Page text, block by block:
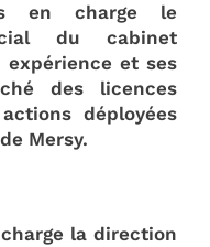
en charge le
du cabinet
expérience et ses
des licences
déployées
Mersy.
la direction